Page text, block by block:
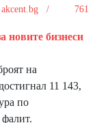
akcent.bg / 761
новите бизнеси
на
11 143,
по